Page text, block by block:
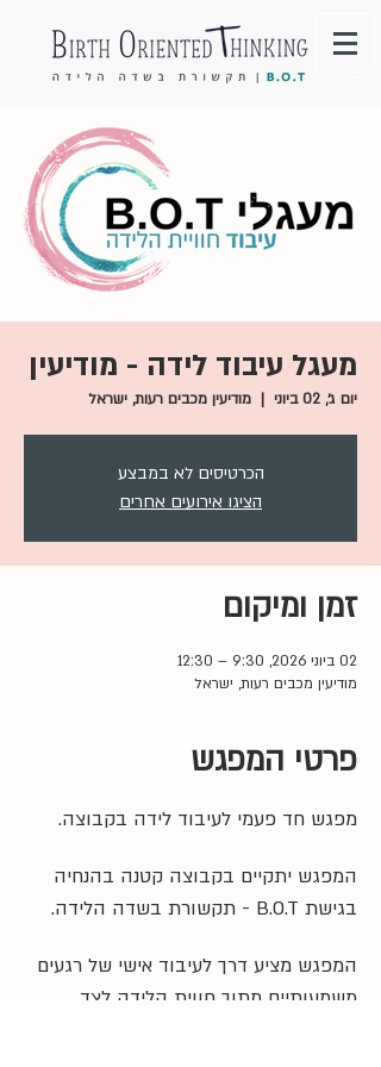
מעגל עיבוד לידה - מודיעין
יום ג׳, 02 ביוני
  |
מודיעין מכבים רעות, ישראל
הכרטיסים לא במבצע
הציגו אירועים אחרים
זמן ומיקום
02 ביוני 2026, 9:30 – 12:30
מודיעין מכבים רעות, ישראל
פרטי המפגש
מפגש חד פעמי לעיבוד לידה בקבוצה.
המפגש יתקיים בקבוצה קטנה בהנחיה
בגישת B.O.T - תקשורת בשדה הלידה.
המפגש מציע דרך לעיבוד אישי של רגעים
משמעותיים מתוך חווית הלידה לצד